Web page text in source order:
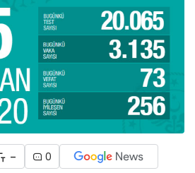
- 0